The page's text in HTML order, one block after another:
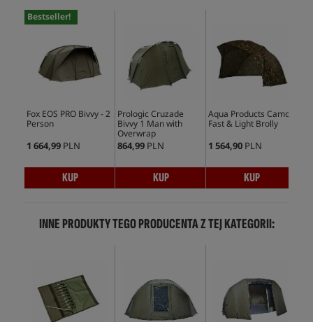
Bestseller!
Fox EOS PRO Bivvy - 2
Person
1 664,99 PLN
KUP
Prologic Cruzade
Bivvy 1 Man with
Overwrap
864,99 PLN
KUP
Aqua Products Camo
Fast & Light Brolly
1 564,90 PLN
KUP
INNE PRODUKTY TEGO PRODUCENTA Z TEJ KATEGORII: